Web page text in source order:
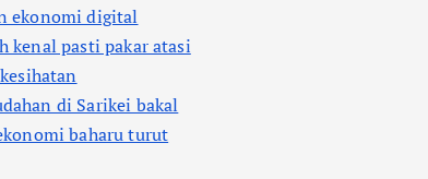
ekonomi digital
kenal pasti pakar atasi
di Sarikei bakal
baharu turut